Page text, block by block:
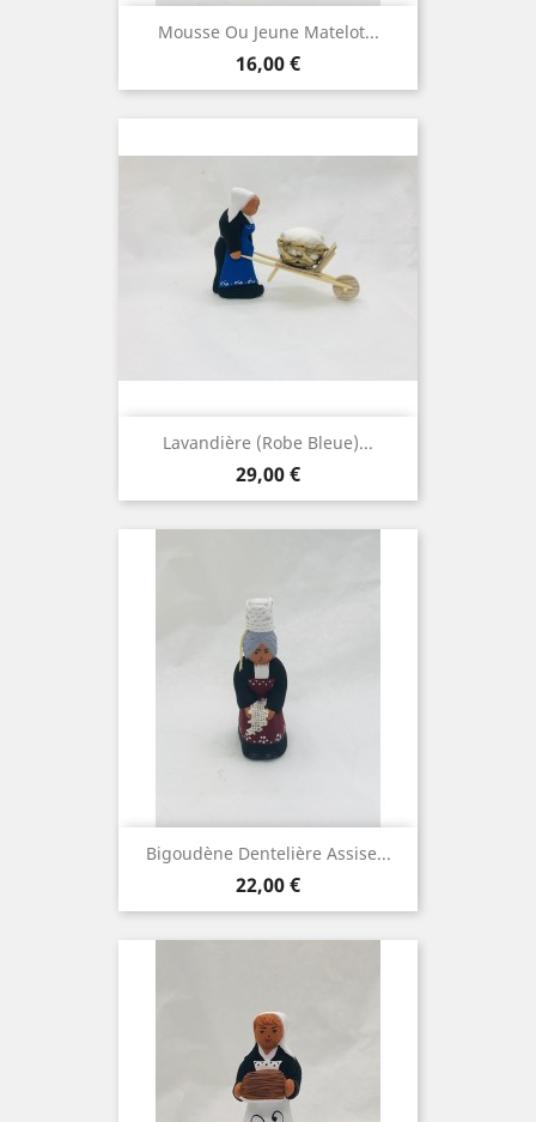
Mousse Ou Jeune Matelot...
Prix
16,00 €
Lavandière (robe Bleue)...
Prix
29,00 €
Bigoudène Dentelière Assise...
Prix
22,00 €